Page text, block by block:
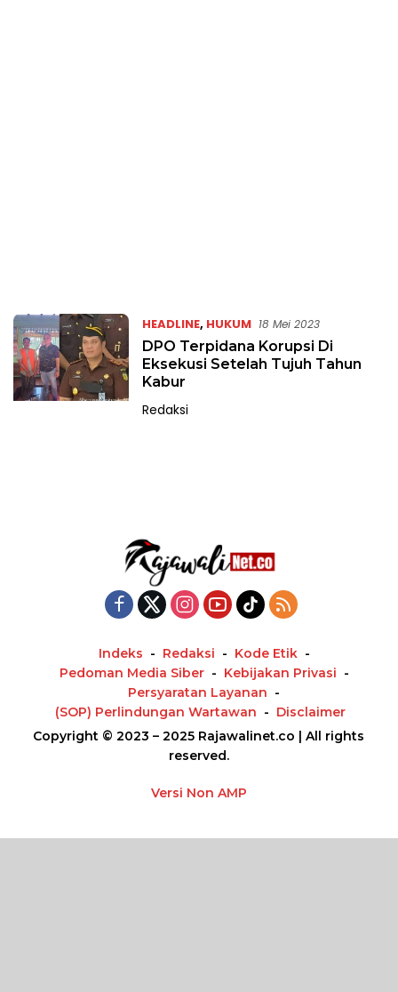
HEADLINE, HUKUM 18 Mei 2023
DPO Terpidana Korupsi Di
Eksekusi Setelah Tujuh Tahun
Kabur
Redaksi
Indeks Redaksi
Kode Etik
Pedoman Media Siber
Kebijakan Privasi
Persyaratan Layanan
(SOP) Perlindungan Wartawan
Disclaimer
Copyright © 2023 – 2025 Rajawalinet.co | All rights
reserved.
Versi Non AMP